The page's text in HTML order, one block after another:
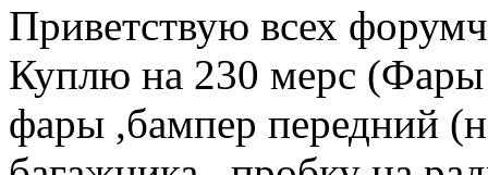
Приветствую всех
Куплю на 230 мерс (Фары
фары ,бампер передний